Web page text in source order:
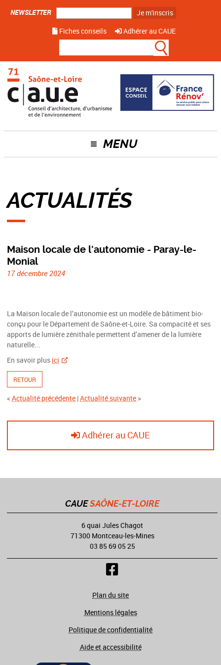
NEWSLETTER
Je m'inscris
Fiches conseils
Adhérer au CAUE
MENU
ACTUALITÉS
Maison locale de l'autonomie - Paray-le-
Monial
17 décembre 2024
La Maison locale de l’autonomie est un modèle de bâtiment bio-
conçu pour le Département de Saône-et-Loire. Sa compacité et ses
apports de lumière zénithale permettent d’amener de la lumière
naturelle...
En savoir plus ici
RETOUR
< Actualité précédente |Actualité suivante >
Adhérer au CAUE
CAUESAÔNE-ET-LOIRE
6 quai Jules Chagot
71300 Montceau-les-Mines
03 85 69 05 25
Plan du site
Mentions légales
Politique de confidentialité
Aide et accessibilité